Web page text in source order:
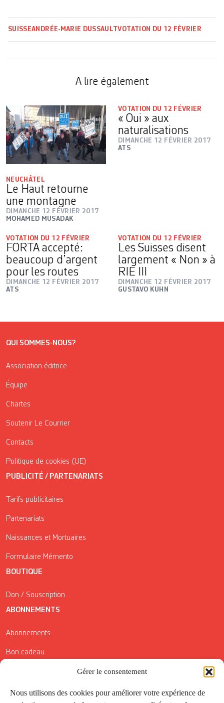
Gérer le consentement
Nous utilisons des cookies pour améliorer votre expérience de
SUISSEANDRÉE-MARIE DUSSAULTVOTATION DU 12 FÉVRIER
A lire également
NEUCHÂTEL
Le Haut retourne
une montagne
DIMANCHE 12 FÉVRIER 2017
MOHAMED MUSADAK
VOTATION DU 12 FÉVRIER
« Oui » aux
naturalisations
DIMANCHE 12 FÉVRIER 2017
ATS
VOTATION DU 12 FÉVRIER
FORTA accepté:
beaucoup d’argent
pour les routes
DIMANCHE 12 FÉVRIER 2017
ATS
VOTATION DU 12 FÉVRIER
Les Suisses disent
largement « Non » à
RIE III
DIMANCHE 12 FÉVRIER 2017
GUSTAVO KUHN
QUI SOMMES-NOUS?
Association éditrice
Équipe
Chartes
Soutenir Le Courrier
Contacts
Politique de cookies (UE)
PUBLICITÉ / PARTENARIATS
Tarifs publicitaires
Partenariats
Naissances et Mortuaires
Formulaire Mémento
BOUTIQUE
Don / Souscription
ABONNEMENTS
Abonnements
Bon cadeau
Conditions générales de vente
Réductions de la Carte Côté Courrier